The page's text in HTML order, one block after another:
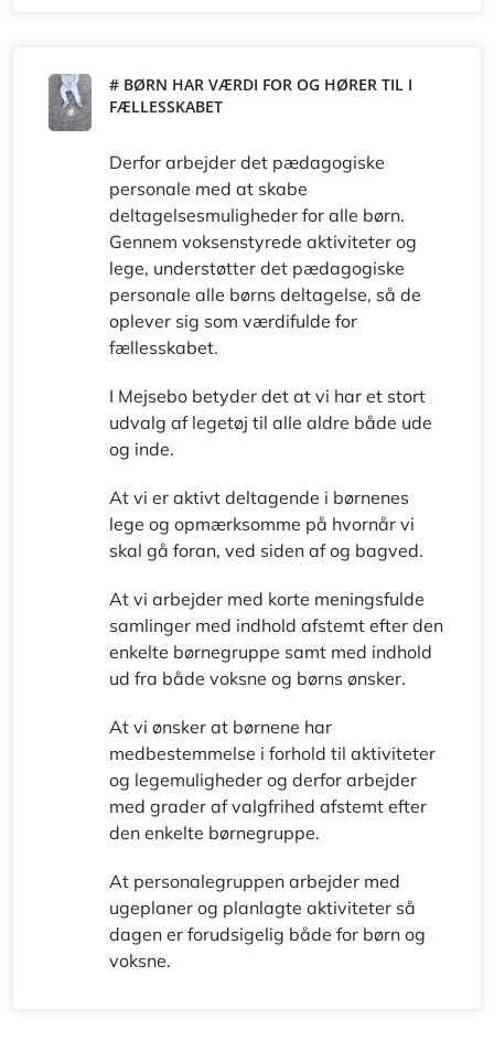
# BØRN HAR VÆRDI FOR OG HØRER TIL I
FÆLLESSKABET
Derfor arbejder det pædagogiske
personale med at skabe
deltagelsesmuligheder for alle børn.
Gennem voksenstyrede aktiviteter og
lege, understøtter det pædagogiske
personale alle børns deltagelse, så de
oplever sig som værdifulde for
fællesskabet.
I Mejsebo betyder det at vi har et stort
udvalg af legetøj til alle aldre både ude
og inde.
At vi er aktivt deltagende i børnenes
lege og opmærksomme på hvornår vi
skal gå foran, ved siden af og bagved.
At vi arbejder med korte meningsfulde
samlinger med indhold afstemt efter den
enkelte børnegruppe samt med indhold
ud fra både voksne og børns ønsker.
At vi ønsker at børnene har
medbestemmelse i forhold til aktiviteter
og legemuligheder og derfor arbejder
med grader af valgfrihed afstemt efter
den enkelte børnegruppe.
At personalegruppen arbejder med
ugeplaner og planlagte aktiviteter så
dagen er forudsigelig både for børn og
voksne.